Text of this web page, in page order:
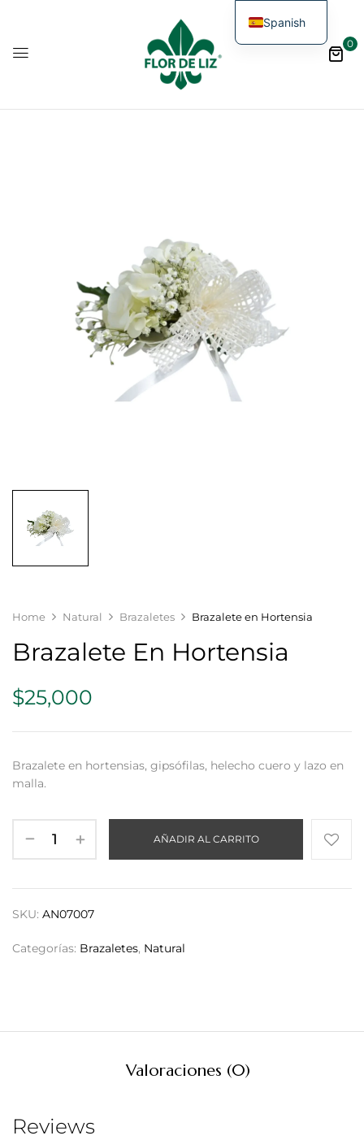
0
Home Natural Brazaletes Brazalete en Hortensia
Brazalete En Hortensia
$25,000
Brazalete en hortensias, gipsófilas, helecho cuero y lazo en
malla.
AÑADIR AL CARRITO
SKU: AN07007
Categorías: Brazaletes, Natural
Valoraciones (0)
Reviews
Spanish